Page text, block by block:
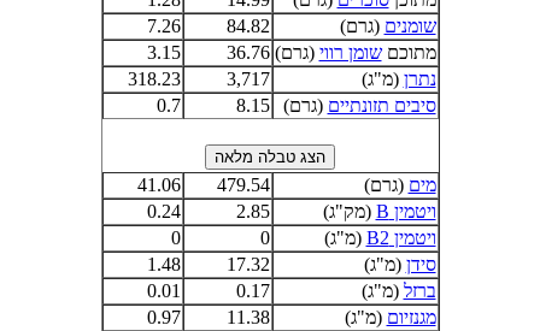
שומנים (גרם) 84.82
7.26
מתוכםשומן רווי (גרם) 36.76
3.15
נתרן (מ"ג) 3,717
318.23
סיבים תזונתיים (גרם) 8.15
0.7
מים (גרם) 479.54
41.06
ויטמין B
(מק"ג) 2.85
0.24
ויטמין B2
(מ"ג) 0
0
סידן (מ"ג) 17.32
1.48
ברזל (מ"ג) 0.17
0.01
מגנזיום (מ"ג) 11.38
0.97